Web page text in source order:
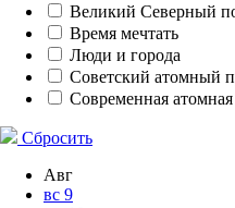
Великий Северный
Время мечтать
Люди и города
Советский атомный
Современная
Сбросить
Авг
вс 9